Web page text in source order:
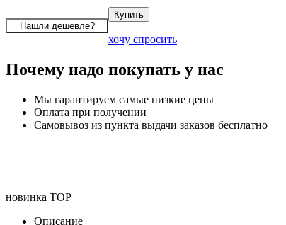
хочу спросить
Почему надо покупать у нас
Мы гарантируем самые низкие цены
Оплата при получении
Самовывоз из пункта выдачи заказов бесплатно
новинка TOP
Описание